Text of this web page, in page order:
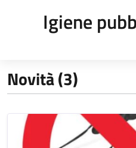
Igiene
Novità (3)